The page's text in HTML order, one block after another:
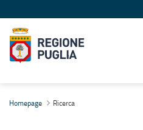
Homepage Ricerca